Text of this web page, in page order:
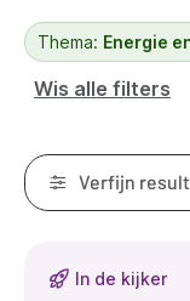
Thema: Energie
Wis alle filters
Verfijn
Resultaten
In de kijker